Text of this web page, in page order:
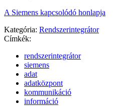
A Siemens kapcsolódó honlapja
Kategória: Rendszerintegrátor
Címkék:
rendszerintegrátor
siemens
adat
adatközpont
kommunikáció
információ